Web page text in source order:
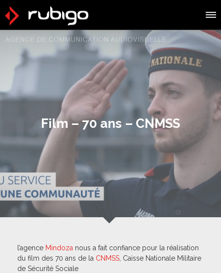
Film – 70 ans – CNMSS
l’agence Mindoza nous a fait confiance pour la réalisation
du film des 70 ans de la CNMSS , Caisse Nationale Militaire
de Sécurité Sociale